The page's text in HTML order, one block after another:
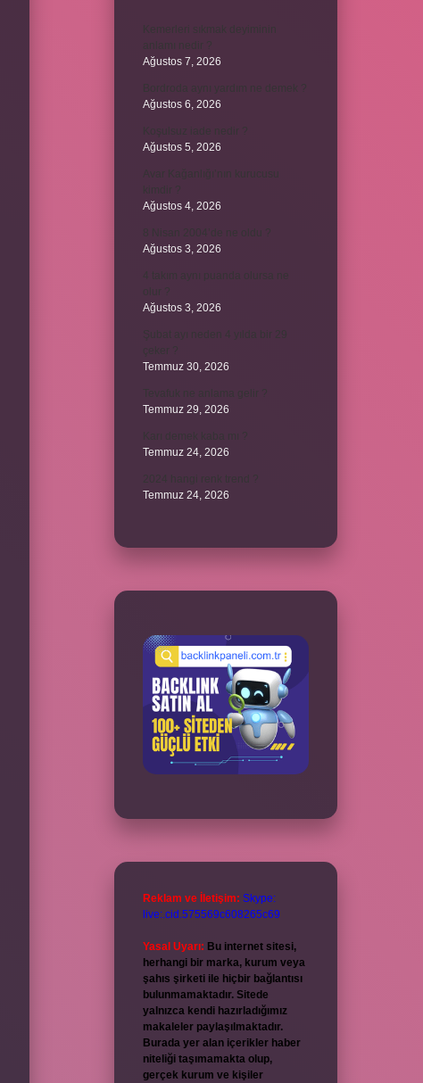
Kemerleri sıkmak deyiminin
anlamı nedir ?
Ağustos 7, 2026
Bordroda aynı yardım ne demek ?
Ağustos 6, 2026
Koşulsuz iade nedir ?
Ağustos 5, 2026
Ağustos 4, 2026
Ağustos 3, 2026
4 takım aynı puanda olursa ne
Ağustos 3, 2026
Şubat ayı neden 4 yılda bir 29
Temmuz 30, 2026
Temmuz 29, 2026
Temmuz 24, 2026
Temmuz 24, 2026
Reklam ve İletişim: Skype:
live:.cid.575569c608265c69
Yasal Uyarı: Bu internet sitesi,
herhangi bir marka, kurum veya
şahıs şirketi ile hiçbir bağlantısı
bulunmamaktadır. Sitede
yalnızca kendi hazırladığımız
makaleler paylaşılmaktadır.
Burada yer alan içerikler haber
niteliği taşımamakta olup,
gerçek kurum ve kişiler